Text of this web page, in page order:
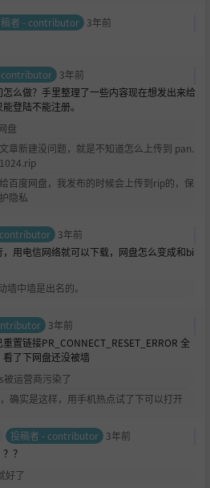
者 - contributor 3年前
contributor 3年前
么做？手里整理了一些内容现在想发出来给
登陆不能注册。
盘
文章新建没问题，就是不知道怎么上传到 pan.
1024.rip
给百度网盘，我发布的时候会上传到rip的，保
护隐私
3年前
用电信网络就可以下载，网盘怎么变成和bi
墙中墙是出名的。
3年前
置链接PR_CONNECT_RESET_ERROR 全
了下网盘还没被墙
运营商污染了
确实是这样，用手机热点试了下可以打开
投稿者 - contributor 3年前
？
好了